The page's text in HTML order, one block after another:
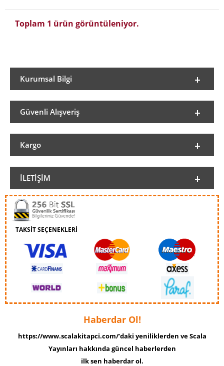
Toplam 1 ürün görüntüleniyor.
Kurumsal Bilgi
Güvenli Alışveriş
Kargo
İLETIŞIM
TAKSİT SEÇENEKLERİ
Haberdar Ol!
https://www.scalakitapci.com/’daki yeniliklerden ve Scala
Yayınları hakkında güncel haberlerden
ilk sen haberdar ol.